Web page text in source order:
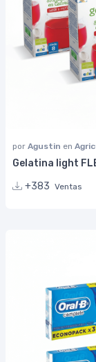
por Agustin en
Gelatina light
+383 Ventas